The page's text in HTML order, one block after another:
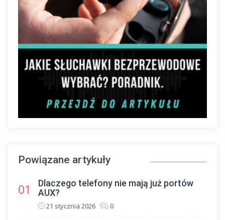
Powiązane artykuły
01
Dlaczego telefony nie mają już portów
AUX?
21 stycznia 2026 0